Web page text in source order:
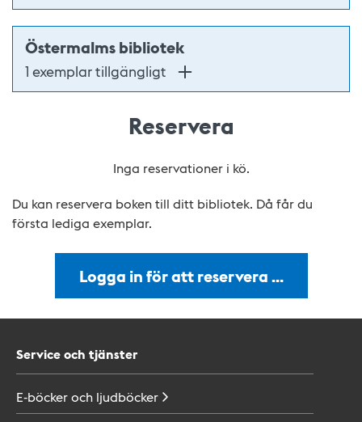
Östermalms bibliotek
1 exemplar tillgängligt
Reservera
Inga reservationer i kö.
Du kan reservera boken till ditt bibliotek. Då får du
första lediga exemplar.
Logga in för att reservera …
Service och tjänster
E-böcker och ljudböcker